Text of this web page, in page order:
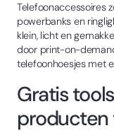
Telefoonaccessoires
powerbanks en
klein, licht en
door print-on-
telefoonhoesjes met
Gratis
producten